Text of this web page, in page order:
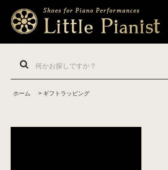
ホーム > ギフトラッピング